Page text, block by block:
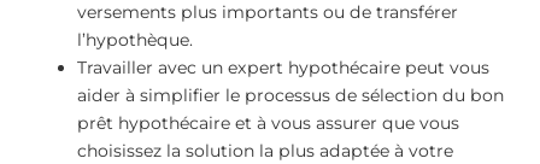
versements plus importants ou de transférer
l’hypothèque.
Travailler avec un expert hypothécaire peut vous
aider à simplifier le processus de sélection du bon
prêt hypothécaire et à vous assurer que vous
choisissez la solution la plus adaptée à votre